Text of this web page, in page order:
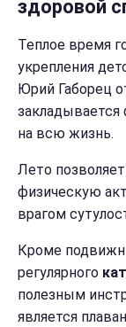
здоровой
Теплое время
укрепления
Юрий Габорец
закладывается
на всю жизнь.
Лето
физическую
врагом
Кроме
регулярного
полезным
является